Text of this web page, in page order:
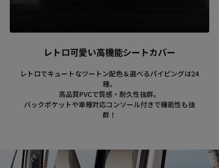
レトロ可愛い高機能シートカバー
レトロでキュートなツートン配色＆選べるパイピングは24
種。
高品質PVCで質感・耐久性抜群。
バックポケットや車種対応コンソール付きで機能性も抜
群！